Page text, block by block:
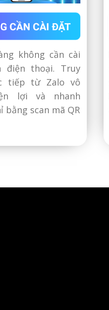
không cần cài
điện thoại. Truy
tiếp từ Zalo vô
lợi và nhanh
bằng scan mã QR